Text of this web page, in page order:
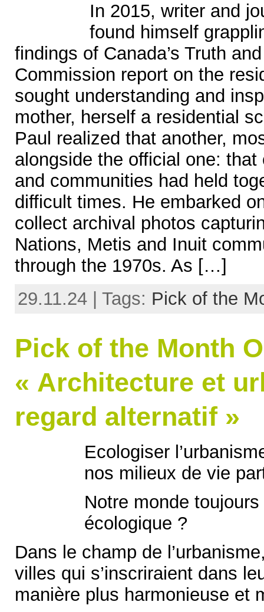
In 2015, writer and
found himself
findings of Canada’s Truth
Commission report on the
sought understanding and
mother, herself a residential
Paul realized that another,
alongside the official one:
and communities had held
difficult times. He embarked
collect archival photos
Nations, Metis and Inuit
through the 1970s. As […]
29.11.24 | Tags: Pick of the
Pick of the Month
« Architecture et
regard alternatif »
Ecologiser
nos milieux de vie
Notre monde
écologique ?
Dans le champ de
villes qui s’inscriraient dans
manière plus harmonieuse et